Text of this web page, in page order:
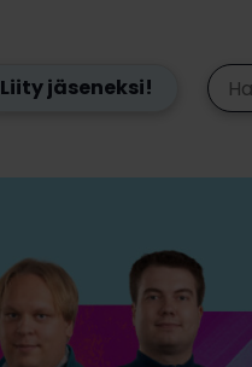
Liity jäseneksi!